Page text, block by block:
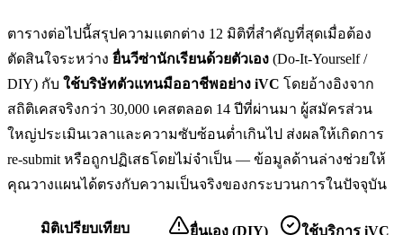
ตารางต่อไปนี้สรุปความแตกต่าง 12 มิติที่สำคัญที่สุดเมื่อต้อง
ตัดสินใจระหว่าง ยื่นวีซ่านักเรียนด้วยตัวเอง (Do-It-Yourself /
DIY) กับ ใช้บริษัทตัวแทนมืออาชีพอย่าง iVC โดยอ้างอิงจาก
สถิติเคสจริงกว่า 30,000 เคสตลอด 14 ปีที่ผ่านมา ผู้สมัครส่วน
ใหญ่ประเมินเวลาและความซับซ้อนต่ำเกินไป ส่งผลให้เกิดการ
re-submit หรือถูกปฏิเสธโดยไม่จำเป็น — ข้อมูลด้านล่างช่วยให้
คุณวางแผนได้ตรงกับความเป็นจริงของกระบวนการในปัจจุบัน
มิติเปรียบเทียบ ยื่นเอง (DIY) ใช้บริการ iVC